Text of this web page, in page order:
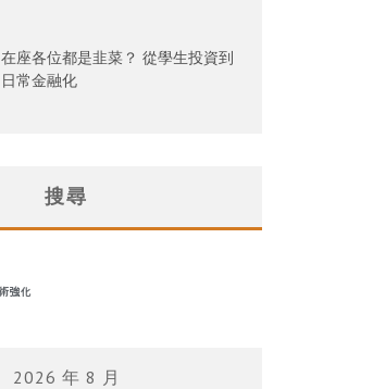
在座各位都是韭菜？ 從學生投資到
日常金融化
搜尋
2026 年 8 月